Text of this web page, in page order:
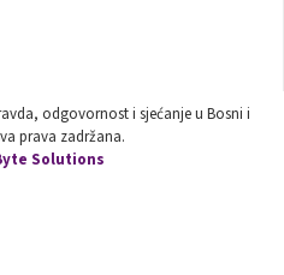
odgovornost i sjećanje u Bosni i
prava zadržana.
Solutions